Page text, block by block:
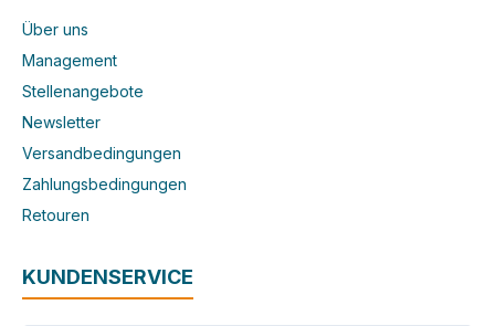
Über uns
Management
Stellenangebote
Newsletter
Versandbedingungen
Zahlungsbedingungen
Retouren
KUNDENSERVICE